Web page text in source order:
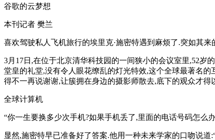
谷歌的云梦想
本刊记者 樊兰
喜欢驾驶私人飞机旅行的埃里克·施密特遇到麻烦了.突如其
3月17日,在位于北京清华科技园的一间狭小的会议室里,52岁
堂皇的礼堂,没有令人眼花缭乱的灯光特效,这个全球最著名
得不一再说谢谢,让簇拥在身边的摄影师散去,底下的观众才得
全球计算机
“你一生要换多少次手机?如果手机丢了,里面的电话号码怎么
显然,施密特早已准备好了答案.他用一种未来学家的口吻说